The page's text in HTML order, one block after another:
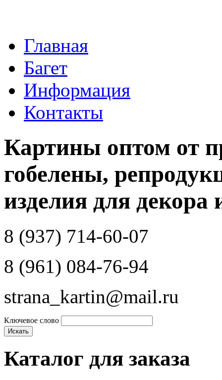
Главная
Багет
Информация
Контакты
Картины оптом от
гобелены,
изделия для декора
8 (937) 714-60-07
8 (961) 084-76-94
strana_kartin@mail.ru
Ключевое слово
Каталог для заказа